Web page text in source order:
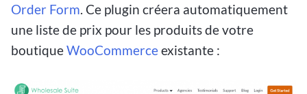
Order Form. Ce plugin créera automatiquement
une liste de prix pour les produits de votre
boutiqueWooCommerceexistante :